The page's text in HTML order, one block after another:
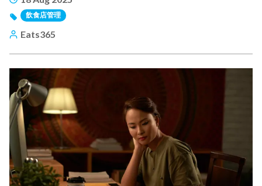
飲食店管理
Eats365